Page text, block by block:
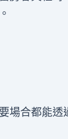
場合都能